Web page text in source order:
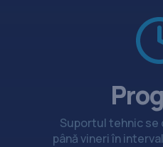
Suportul tehnic se
până vineri în